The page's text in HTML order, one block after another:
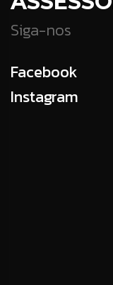
Siga-nos
Facebook
Instagram